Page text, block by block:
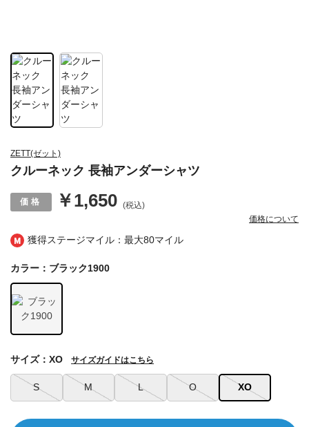
獲得ステージマイル：最大80マイル
ZETT(ゼット)
クルーネック 長袖アンダーシャツ
￥1,650 (税込)
価格について
カラー：ブラック1900
S M L O XO
サイズ：XO サイズガイドはこちら